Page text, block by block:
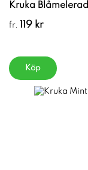
Kruka Blåmelerad
fr. 119 kr
Köp